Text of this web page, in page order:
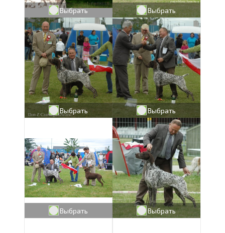
Выбрать Выбрать
Выбрать Выбрать
Выбрать Выбрать